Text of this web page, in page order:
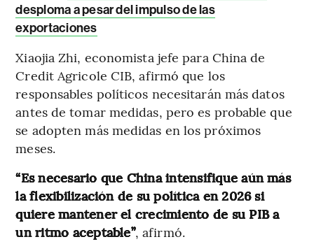
desploma a pesar del impulso de las
exportaciones
Xiaojia Zhi, economista jefe para China de
Credit Agricole CIB, afirmó que los
responsables políticos necesitarán más datos
antes de tomar medidas, pero es probable que
se adopten más medidas en los próximos
meses.
“Es necesario que China intensifique aún más
la flexibilización de su política en 2026 si
quiere mantener el crecimiento de su PIB a
un ritmo aceptable”, afirmó.